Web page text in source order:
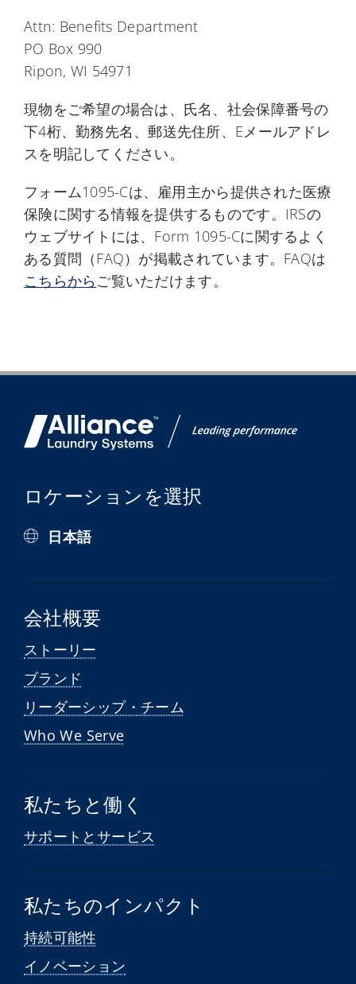
Attn: Benefits Department
PO Box 990
Ripon, WI 54971
現物をご希望の場合は、氏名、社会保障番号の
下4桁、勤務先名、郵送先住所、Eメールアドレ
スを明記してください。
フォーム1095-Cは、雇用主から提供された医療
保険に関する情報を提供するものです。IRSの
ウェブサイトには、Form 1095-Cに関するよく
ある質問（FAQ）が掲載されています。FAQは
こちらからご覧いただけます。
ロケーションを選択
日本語
会社概要
ストーリー
ブランド
リーダーシップ・チーム
Who We Serve
私たちと働く
サポートとサービス
私たちのインパクト
持続可能性
イノベーション